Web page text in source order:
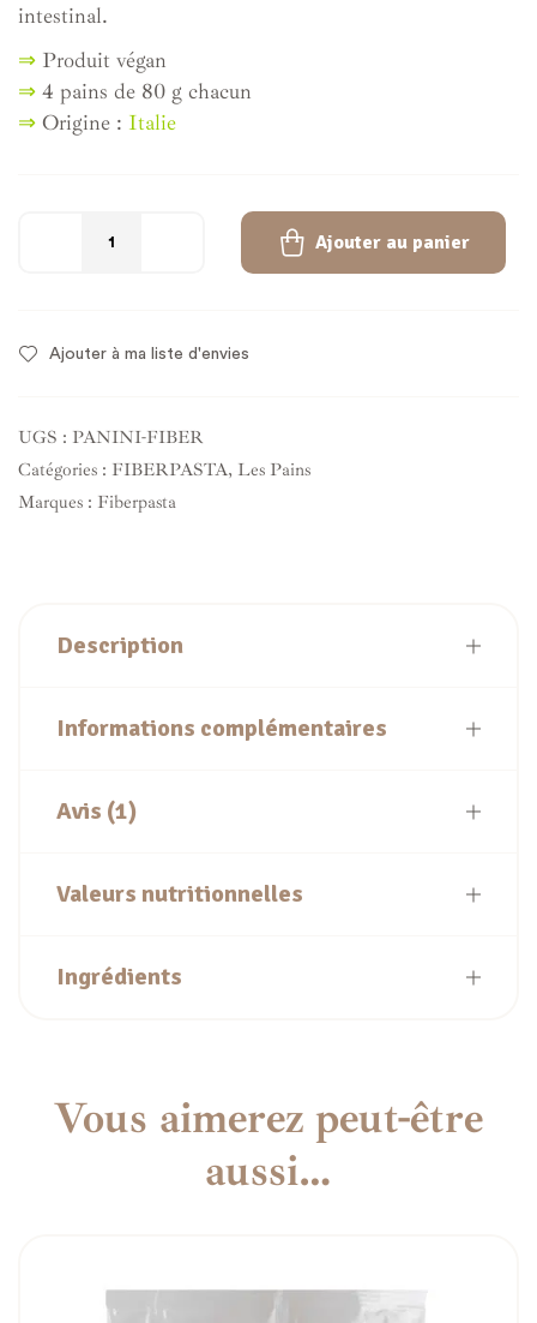
intestinal.
⇒ Produit végan
⇒ 4 pains de 80 g chacun
⇒ Origine : Italie
Ajouter au panier
Ajouter à ma liste d'envies
UGS : PANINI-FIBER
Catégories : FIBERPASTA, Les Pains
Marques : Fiberpasta
Description
Informations complémentaires
Avis (1)
Valeurs nutritionnelles
Ingrédients
Vous aimerez peut-être
aussi…